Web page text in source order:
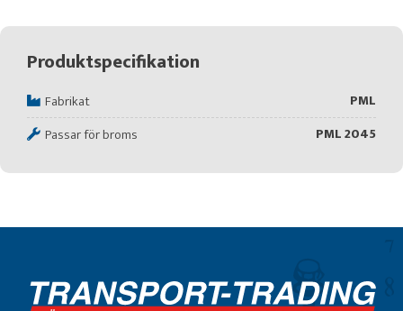
Produktspecifikation
Fabrikat
PML
Passar för broms
PML 2045